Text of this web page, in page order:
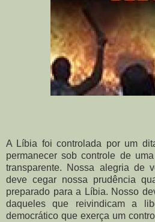
A Líbia foi controlada por um
permanecer sob controle de
transparente. Nossa alegria de
deve cegar nossa prudência
preparado para a Líbia. Nosso
daqueles que reivindicam a
democrático que exerça um